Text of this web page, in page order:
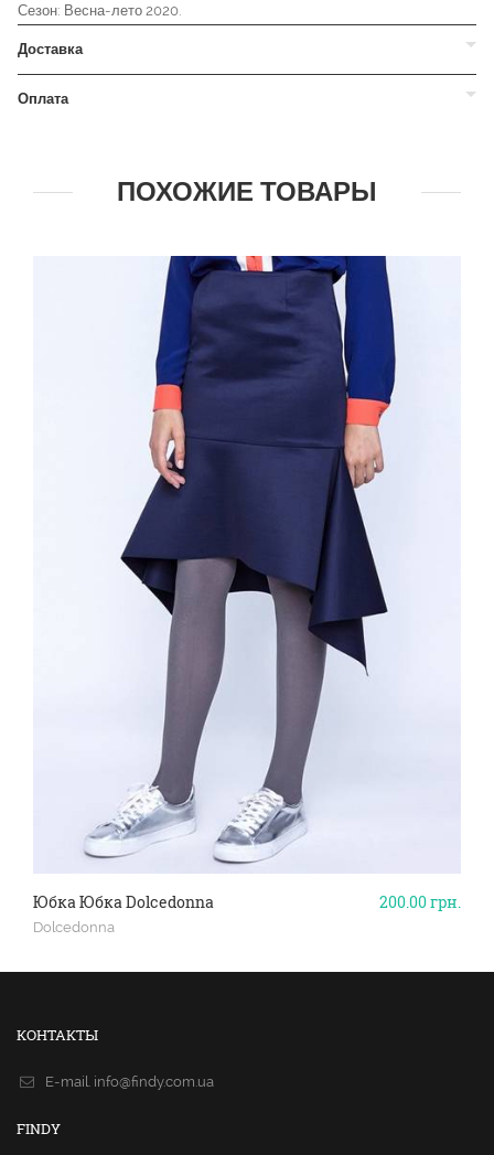
Сезон: Весна-лето 2020.
Доставка
Оплата
ПОХОЖИЕ ТОВАРЫ
200.00грн.
Юбка Юбка Dolcedonna
Dolcedonna
КОНТАКТЫ
E-mail. info@findy.com.ua
FINDY